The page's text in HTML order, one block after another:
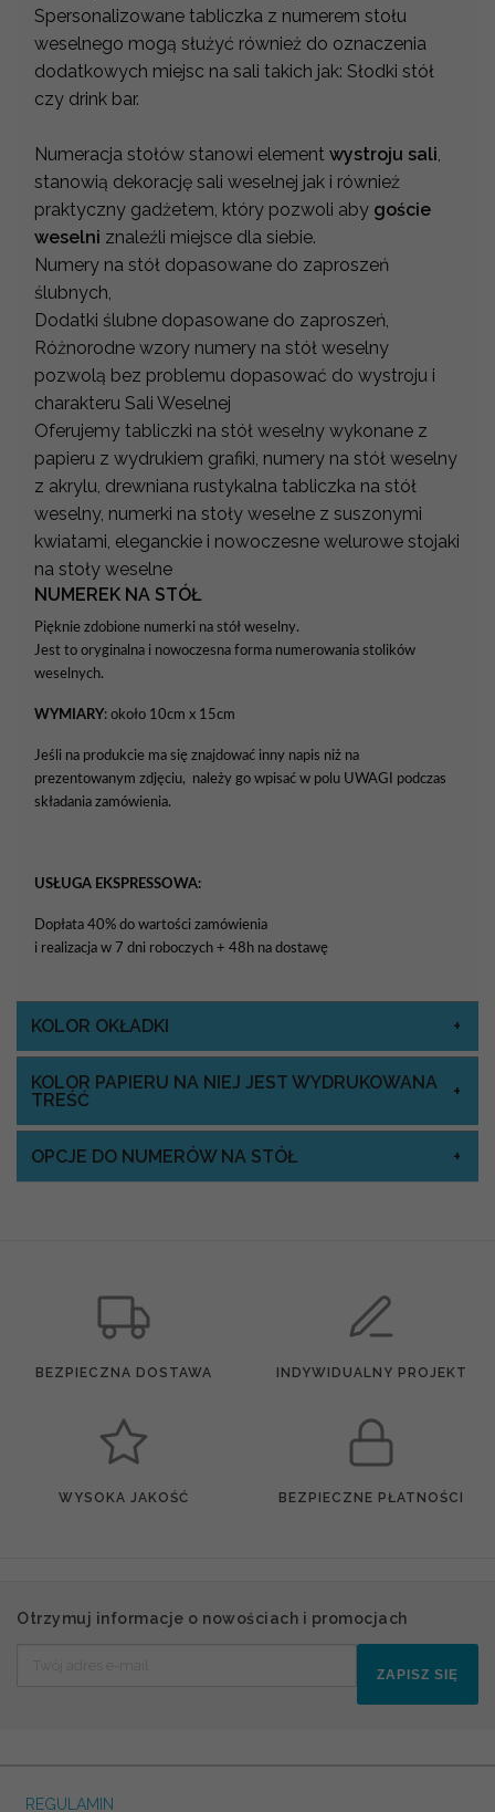
Spersonalizowane tabliczka z numerem stołu
weselnego mogą służyć również do oznaczenia
dodatkowych miejsc na sali takich jak: Słodki stół
czy drink bar.
Numeracja stołów stanowi element wystroju sali
stanowią dekorację sali weselnej jak i również
praktyczny gadżetem, który pozwoli aby goście
weselni znaleźli miejsce dla siebie.
Numery na stół dopasowane do zaproszeń
ślubnych,
Dodatki ślubne dopasowane do zaproszeń,
Różnorodne wzory numery na stół weselny
pozwolą bez problemu dopasować do wystroju i
charakteru Sali Weselnej
Oferujemy tabliczki na stół weselny wykonane z
papieru z wydrukiem grafiki, numery na stół weselny
z akrylu, drewniana rustykalna tabliczka na stół
weselny, numerki na stoły weselne z suszonymi
kwiatami, eleganckie i nowoczesne welurowe stojaki
na stoły weselne
NUMEREK NA STÓŁ
Pięknie zdobione numerki na stół weselny.
Jest to oryginalna i nowoczesna forma numerowania stolików
weselnych.
WYMIARY: około 10cm x 15cm
Jeśli na produkcie ma się znajdować inny napis niż na
prezentowanym zdjęciu, należy go wpisać w polu UWAGI podczas
składania zamówienia.
USŁUGA EKSPRESSOWA:
Dopłata 40% do wartości zamówienia
i realizacja w 7 dni roboczych + 48h na dostawę
KOLOR OKŁADKI
KOLOR PAPIERU NA NIEJ JEST WYDRUKOWANA
TREŚĆ
OPCJE DO NUMERÓW NA STÓŁ
BEZPIECZNA DOSTAWA INDYWIDUALNY PROJEKT
WYSOKA JAKOŚĆ BEZPIECZNE PŁATNOŚCI
Otrzymuj informacje o nowościach i promocjach
ZAPISZ SIĘ
REGULAMIN